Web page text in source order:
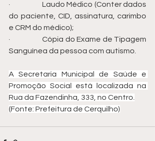
·                   Laudo Médico (Conter dados
do paciente, CID, assinatura, carimbo
e CRM do médico);
·                   Cópia do Exame de Tipagem
Sanguínea da pessoa com autismo.
A Secretaria Municipal de Saúde e
Promoção Social está localizada na
Rua da Fazendinha, 333, no Centro.
(Fonte: Prefeitura de Cerquilho)